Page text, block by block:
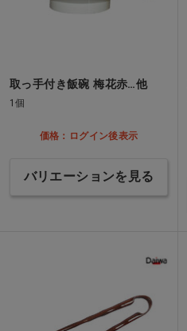
取っ手付き飯碗 梅花赤…他
1個
価格：ログイン後表示
バリエーションを見る